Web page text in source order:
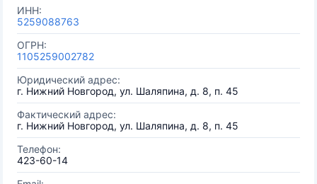
ИНН:
5259088763
ОГРН:
1105259002782
Юридический адрес:
г. Нижний Новгород, ул. Шаляпина, д. 8, п. 45
Фактический адрес:
г. Нижний Новгород, ул. Шаляпина, д. 8, п. 45
Телефон:
423-60-14